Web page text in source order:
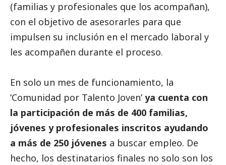
(familias y profesionales que los acompañan),
con el objetivo de asesorarles para que
impulsen su inclusión en el mercado laboral y
les acompañen durante el proceso.
En solo un mes de funcionamiento, la
‘Comunidad por Talento Joven’ ya cuenta con
la participación de más de 400 familias,
jóvenes y profesionales inscritos ayudando
a más de 250 jóvenes a buscar empleo. De
hecho, los destinatarios finales no solo son los